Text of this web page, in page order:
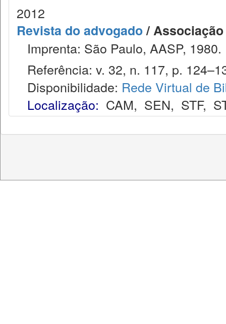
2012
Revista do advogado/
Imprenta: São Paulo, AASP, 1980.
Referência: v. 32, n. 117, p.
Disponibilidade: Rede Virtual de
Localização: CAM, SEN, STF,